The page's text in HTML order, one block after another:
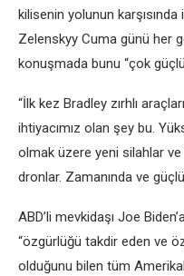
kilisenin yolunun
Zelenskyy Cuma günü her
konuşmada bunu “çok
“İlk kez Bradley zırhlı
ihtiyacımız olan şey bu.
olmak üzere yeni silahlar
dronlar. Zamanında ve
ABD’li mevkidaşı Joe
“özgürlüğü takdir eden ve
olduğunu bilen tüm